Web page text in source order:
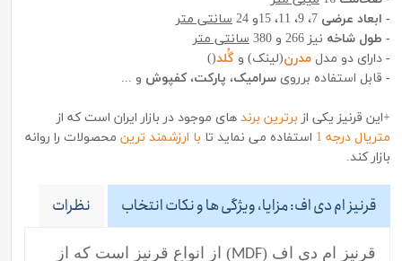
- ابعاد عرضی 7، 9، 11، 15و 24
سانتی متر
- طول شاخه نیز 266 و 380
سانتی متر
- دارای دو مدل مدرن(لینک) و گُلد()
- قابل استفاده برروی سرامیک، پارکت،کفپوش و ...
+این قرنیز یکی از برترین برند های موجود در بازار ایران است که از
متریال درجه 1
استفاده می نماید تا با ارزشمند ترین محصولات را روانه
بازار کند.
قرنیز ام دی اف: مزایا، ویژگی ها و نکات انتخاب نظرات
قرنیز ام دی اف (MDF) از انواع قرنیز است که از